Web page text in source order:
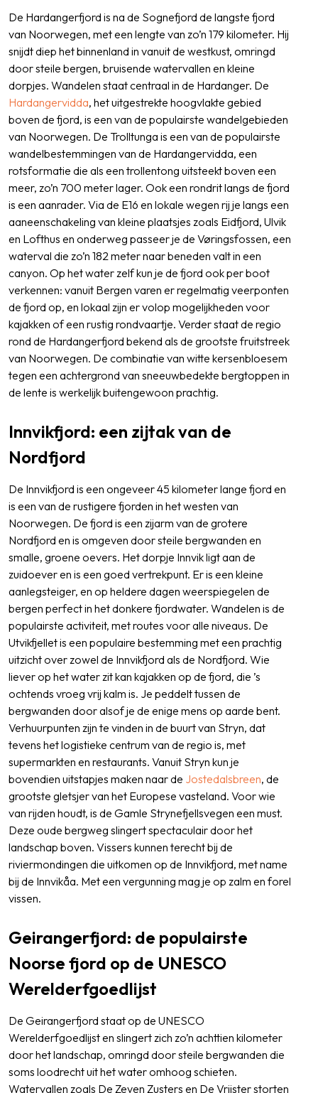
De Hardangerfjord is na de Sognefjord de langste fjord
van Noorwegen, met een lengte van zo’n 179 kilometer. Hij
snijdt diep het binnenland in vanuit de westkust, omringd
door steile bergen, bruisende watervallen en kleine
dorpjes. Wandelen staat centraal in de Hardanger. De
Hardangervidda, het uitgestrekte hoogvlakte gebied
boven de fjord, is een van de populairste wandelgebieden
van Noorwegen. De Trolltunga is een van de populairste
wandelbestemmingen van de Hardangervidda, een
rotsformatie die als een trollentong uitsteekt boven een
meer, zo’n 700 meter lager. Ook een rondrit langs de fjord
is een aanrader. Via de E16 en lokale wegen rij je langs een
aaneenschakeling van kleine plaatsjes zoals Eidfjord, Ulvik
en Lofthus en onderweg passeer je de Vøringsfossen, een
waterval die zo’n 182 meter naar beneden valt in een
canyon. Op het water zelf kun je de fjord ook per boot
verkennen: vanuit Bergen varen er regelmatig veerponten
de fjord op, en lokaal zijn er volop mogelijkheden voor
kajakken of een rustig rondvaartje. Verder staat de regio
rond de Hardangerfjord bekend als de grootste fruitstreek
van Noorwegen. De combinatie van witte kersenbloesem
tegen een achtergrond van sneeuwbedekte bergtoppen in
de lente is werkelijk buitengewoon prachtig.
Innvikfjord: een zijtak van de
Nordfjord
De Innvikfjord is een ongeveer 45 kilometer lange fjord en
is een van de rustigere fjorden in het westen van
Noorwegen. De fjord is een zijarm van de grotere
Nordfjord en is omgeven door steile bergwanden en
smalle, groene oevers. Het dorpje Innvik ligt aan de
zuidoever en is een goed vertrekpunt. Er is een kleine
aanlegsteiger, en op heldere dagen weerspiegelen de
bergen perfect in het donkere fjordwater. Wandelen is de
populairste activiteit, met routes voor alle niveaus. De
Utvikfjellet is een populaire bestemming met een prachtig
uitzicht over zowel de Innvikfjord als de Nordfjord. Wie
liever op het water zit kan kajakken op de fjord, die ’s
ochtends vroeg vrij kalm is. Je peddelt tussen de
bergwanden door alsof je de enige mens op aarde bent.
Verhuurpunten zijn te vinden in de buurt van Stryn, dat
tevens het logistieke centrum van de regio is, met
supermarkten en restaurants. Vanuit Stryn kun je
bovendien uitstapjes maken naar de Jostedalsbreen, de
grootste gletsjer van het Europese vasteland. Voor wie
van rijden houdt, is de Gamle Strynefjellsvegen een must.
Deze oude bergweg slingert spectaculair door het
landschap boven. Vissers kunnen terecht bij de
riviermondingen die uitkomen op de Innvikfjord, met name
bij de Innvikåa. Met een vergunning mag je op zalm en forel
vissen.
Geirangerfjord: de populairste
Noorse fjord op de UNESCO
Werelderfgoedlijst
De Geirangerfjord staat op de UNESCO
Werelderfgoedlijst en slingert zich zo’n achttien kilometer
door het landschap, omringd door steile bergwanden die
soms loodrecht uit het water omhoog schieten.
Watervallen zoals De Zeven Zusters en De Vrijster storten